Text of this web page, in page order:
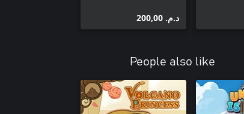
د.م.‏ 200,00
People also like